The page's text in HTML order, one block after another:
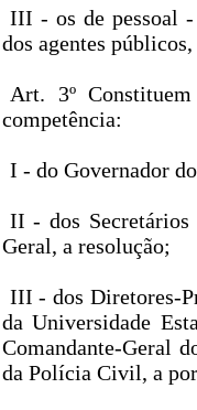
III - os de pessoal -
dos agentes
Art. 3º
competência:
I - do Governador
II - dos Secretários
Geral, a resolução;
III - dos Diretores-
da Universidade
Comandante-Geral
da Polícia Civil, a